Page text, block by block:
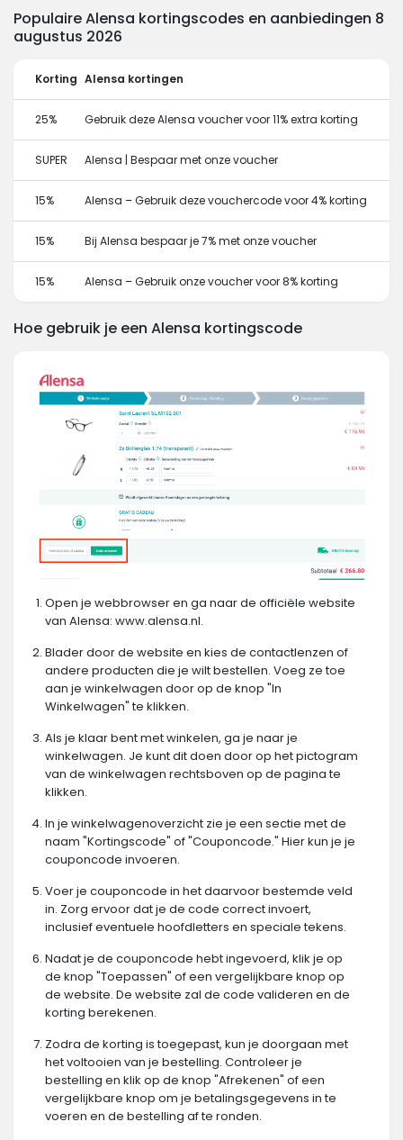
Populaire Alensa kortingscodes en aanbiedingen 8
augustus 2026
Korting Alensa kortingen
25% Gebruik deze Alensa voucher voor 11% extra korting
SUPER Alensa | Bespaar met onze voucher
15% Alensa – Gebruik deze vouchercode voor 4% korting
15% Bij Alensa bespaar je 7% met onze voucher
15% Alensa – Gebruik onze voucher voor 8% korting
Hoe gebruik je een Alensa kortingscode
Open je webbrowser en ga naar de officiële website
van Alensa: www.alensa.nl.
Blader door de website en kies de contactlenzen of
andere producten die je wilt bestellen. Voeg ze toe
aan je winkelwagen door op de knop "In
Winkelwagen" te klikken.
Als je klaar bent met winkelen, ga je naar je
winkelwagen. Je kunt dit doen door op het pictogram
van de winkelwagen rechtsboven op de pagina te
klikken.
In je winkelwagenoverzicht zie je een sectie met de
naam "Kortingscode" of "Couponcode." Hier kun je je
couponcode invoeren.
Voer je couponcode in het daarvoor bestemde veld
in. Zorg ervoor dat je de code correct invoert,
inclusief eventuele hoofdletters en speciale tekens.
Nadat je de couponcode hebt ingevoerd, klik je op
de knop "Toepassen" of een vergelijkbare knop op
de website. De website zal de code valideren en de
korting berekenen.
Zodra de korting is toegepast, kun je doorgaan met
het voltooien van je bestelling. Controleer je
bestelling en klik op de knop "Afrekenen" of een
vergelijkbare knop om je betalingsgegevens in te
voeren en de bestelling af te ronden.